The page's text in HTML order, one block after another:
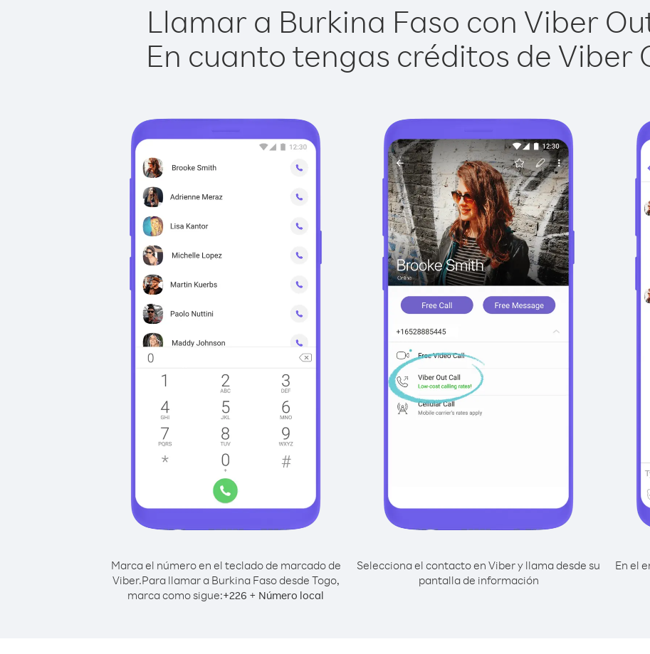
Llamar a Burkina Faso con Viber
En cuanto tengas créditos de Viber
Marca el número en el teclado de marcado de
Viber.Para llamar a Burkina Faso desde Togo,
marca como sigue:+226 + Número local
Selecciona el contacto en Viber y llama desde su
pantalla de información
En el